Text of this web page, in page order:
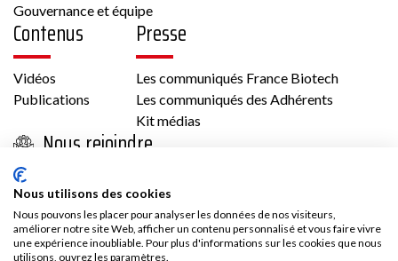
Gouvernance et équipe
Contenus
Vidéos
Publications
Presse
Les communiqués France Biotech
Les communiqués des Adhérents
Kit médias
Nous rejoindre
Adhésion
Les avantages d’adhérer à France Biotech
Accès adhérent
Nous utilisons des cookies
Nous pouvons les placer pour analyser les données de nos visiteurs,
améliorer notre site Web, afficher un contenu personnalisé et vous faire vivre
une expérience inoubliable. Pour plus d'informations sur les cookies que nous
utilisons, ouvrez les paramètres.